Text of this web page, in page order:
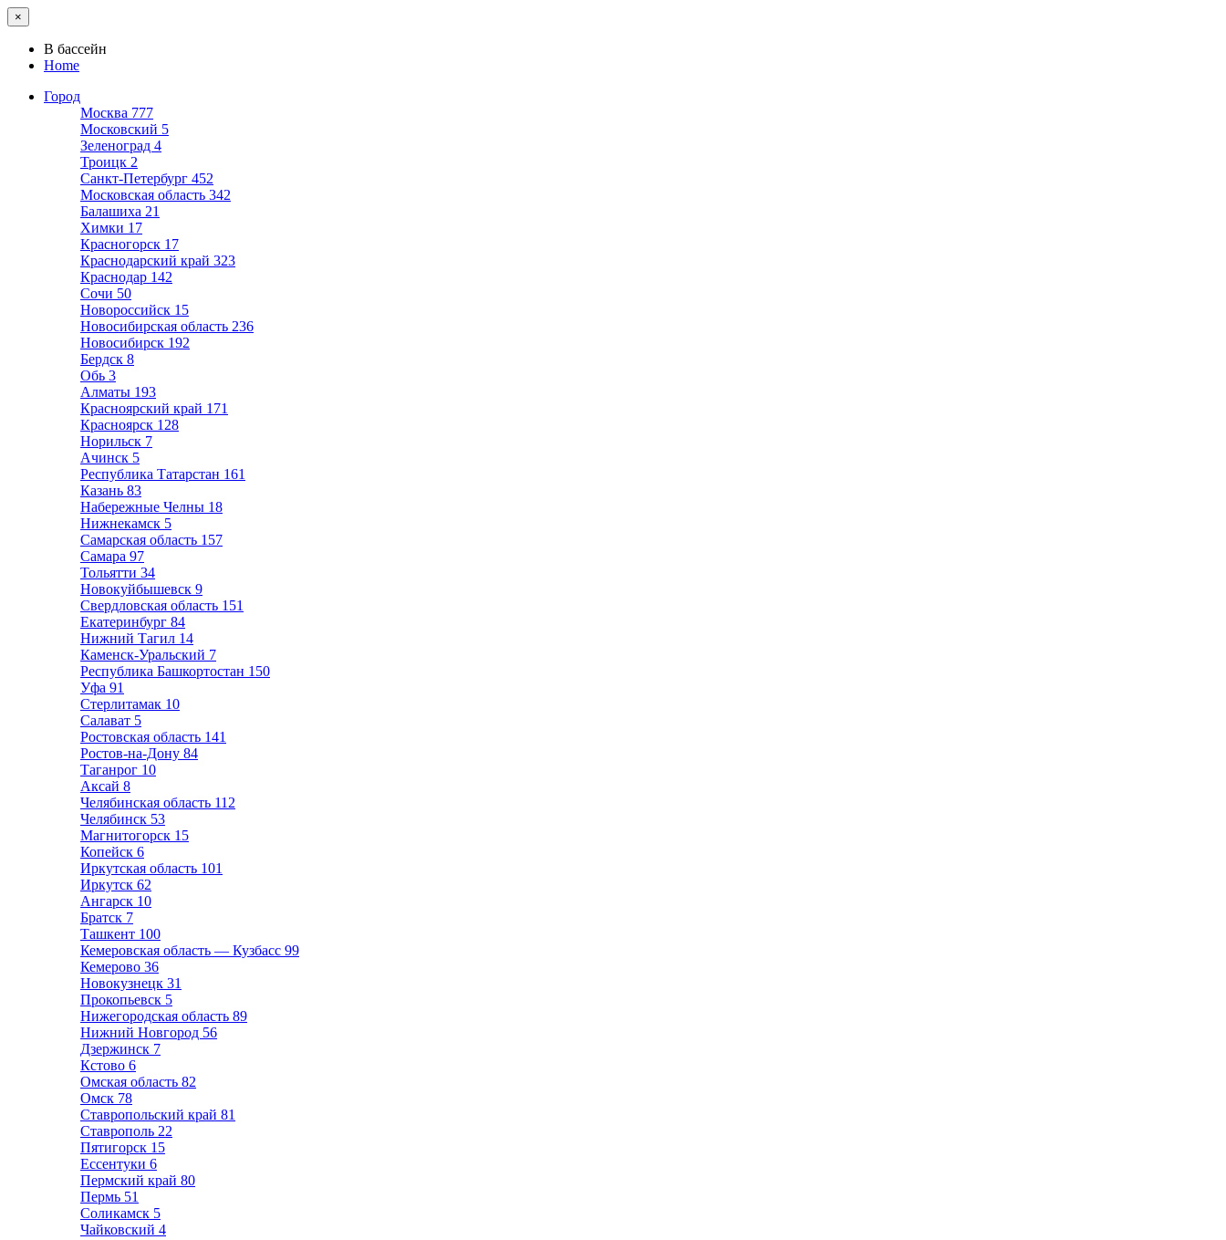
×
В бассейн
Home
Город
Москва 777
Московский 5
Зеленоград 4
Троицк 2
Санкт-Петербург 452
Московская область 342
Балашиха 21
Химки 17
Красногорск 17
Краснодарский край 323
Краснодар 142
Сочи 50
Новороссийск 15
Новосибирская область 236
Новосибирск 192
Бердск 8
Обь 3
Алматы 193
Красноярский край 171
Красноярск 128
Норильск 7
Ачинск 5
Республика Татарстан 161
Казань 83
Набережные Челны 18
Нижнекамск 5
Самарская область 157
Самара 97
Тольятти 34
Новокуйбышевск 9
Свердловская область 151
Екатеринбург 84
Нижний Тагил 14
Каменск-Уральский 7
Республика Башкортостан 150
Уфа 91
Стерлитамак 10
Салават 5
Ростовская область 141
Ростов-на-Дону 84
Таганрог 10
Аксай 8
Челябинская область 112
Челябинск 53
Магнитогорск 15
Копейск 6
Иркутская область 101
Иркутск 62
Ангарск 10
Братск 7
Ташкент 100
Кемеровская область — Кузбасс 99
Кемерово 36
Новокузнецк 31
Прокопьевск 5
Нижегородская область 89
Нижний Новгород 56
Дзержинск 7
Кстово 6
Омская область 82
Омск 78
Ставропольский край 81
Ставрополь 22
Пятигорск 15
Ессентуки 6
Пермский край 80
Пермь 51
Соликамск 5
Чайковский 4